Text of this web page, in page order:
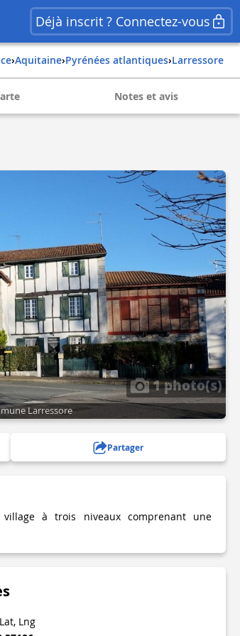
Déjà inscrit ? Connectez-vous
› aquitaine› pyrénées atlantiques› larressore
Notes et avis
1 photo(s)
Larressore
Partager
à trois niveaux comprenant une
Lat, Lng